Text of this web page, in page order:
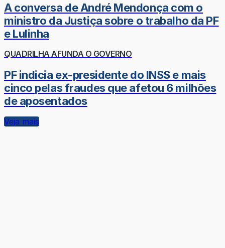
A conversa de André Mendonça com o
ministro da Justiça sobre o trabalho da PF
e Lulinha
QUADRILHA AFUNDA O GOVERNO
PF indicia ex-presidente do INSS e mais
cinco pelas fraudes que afetou 6 milhões
de aposentados
Veja mais